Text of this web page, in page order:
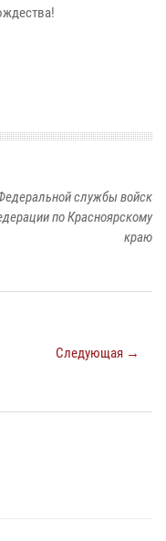
службы войск
по Красноярскому
краю
Следующая →